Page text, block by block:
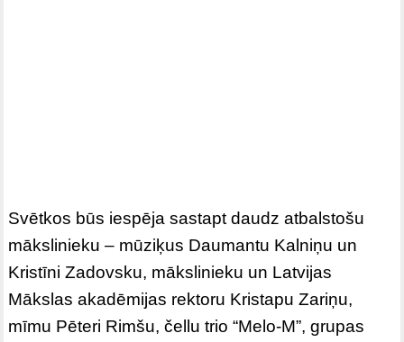
Svētkos būs iespēja sastapt daudz atbalstošu
mākslinieku – mūziķus Daumantu Kalniņu un
Kristīni Zadovsku, mākslinieku un Latvijas
Mākslas akadēmijas rektoru Kristapu Zariņu,
mīmu Pēteri Rimšu, čellu trio “Melo-M”, grupas